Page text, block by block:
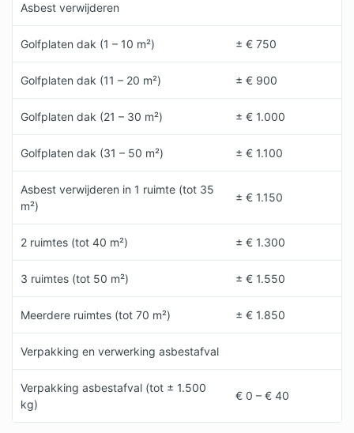
Asbest verwijderen
Golfplaten dak (1 – 10 m²) ± € 750
Golfplaten dak (11 – 20 m²) ± € 900
Golfplaten dak (21 – 30 m²) ± € 1.000
Golfplaten dak (31 – 50 m²) ± € 1.100
Asbest verwijderen in 1 ruimte (tot 35
m²)
± € 1.150
2 ruimtes (tot 40 m²) ± € 1.300
3 ruimtes (tot 50 m²) ± € 1.550
Meerdere ruimtes (tot 70 m²) ± € 1.850
Verpakking en verwerking asbestafval
Verpakking asbestafval (tot ± 1.500
kg)
€ 0 – € 40